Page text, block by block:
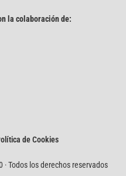
la colaboración de:
de Cookies
Todos los derechos reservados